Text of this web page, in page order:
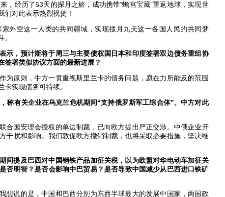
，经历了53天的探月之旅，成功携带“蟾宫宝藏”重返地球，实现世
们对此表示热烈祝贺！
外空这一人类的共同疆域，实现揽月九天这一各国人民的共同梦
示，预计斯将于周三与主要债权国日本和印度签署双边债务重组协
签署类似协议方面的最新进展？
为原则，中方一贯重视斯里兰卡的债务问题，愿在力所能及的范围
实现债务可持续。
称有关企业在乌克兰危机期间“支持俄罗斯军工综合体”。中方对此
合国安理会授权的单边制裁，已向欧方提出严正交涉。中俄企业开
干扰和影响。我们敦促欧方撤销制裁，也将采取必要措施，坚决维
间提及巴西对中国钢铁产品加征关税，以为欧盟对华电动车加征关
否明智？是否会影响中巴贸易？是否导致中国减少从巴西进口铁矿
想说的是，中国和巴西分别为东西半球最大的发展中国家，两国政